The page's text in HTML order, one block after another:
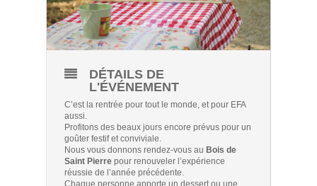
DÉTAILS DE
L'ÉVÉNEMENT
C’est la rentrée pour tout le monde, et pour EFA
aussi.
Profitons des beaux jours encore prévus pour un
goûter festif et conviviale.
Nous vous donnons rendez-vous au Bois de
Saint Pierrepour renouveler l’expérience
réussie de l’année précédente.
Chaque personne apporte un dessert ou une